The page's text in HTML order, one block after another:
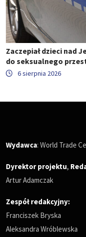
Zaczepiał dzieci nad
do seksualnego
6 sierpnia 2026
Wydawca: World Trade
Dyrektor projektu,
Artur Adamczak
Zespół redakcyjny:
Franciszek Bryska
Aleksandra Wróblewska